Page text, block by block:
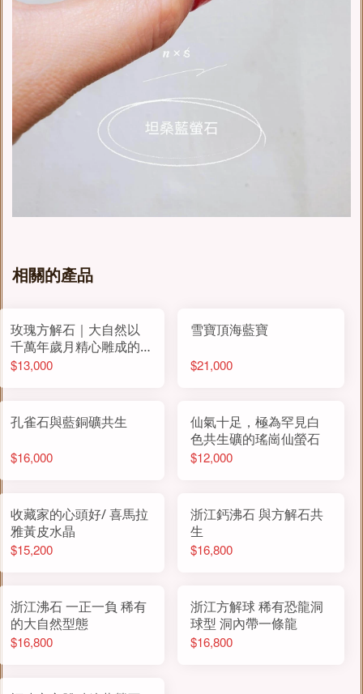
相關的產品
玫瑰方解石｜大自然以
千萬年歲月精心雕成的
「白玫瑰」
$13,000
雪寶頂海藍寶
$21,000
孔雀石與藍銅礦共生
$16,000
仙氣十足，極為罕見白
色共生礦的瑤崗仙螢石
$12,000
收藏家的心頭好/ 喜馬拉
雅黃皮水晶
$15,200
浙江鈣沸石 與方解石共
生
$16,800
浙江沸石 一正一負 稀有
的大自然型態
$16,800
浙江方解球 稀有恐龍洞
球型 洞內帶一條龍
$16,800